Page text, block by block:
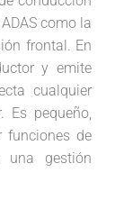
como la
frontal. En
y emite
cualquier
Es pequeño,
funciones de
una gestión